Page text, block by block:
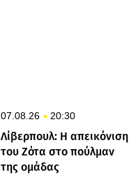
07.08.26 20:30
Λίβερπουλ: Η απεικόνιση
του Ζότα στο πούλμαν
της ομάδας